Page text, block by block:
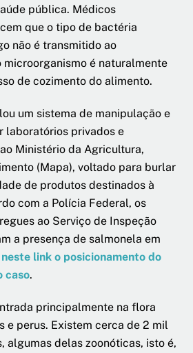
pública. Médicos
que o tipo de bactéria
não é transmitido ao
microorganismo é naturalmente
de cozimento do alimento.
um sistema de manipulação e
laboratórios privados e
Ministério da Agricultura,
(Mapa), voltado para burlar
de produtos destinados à
com a Polícia Federal, os
ao Serviço de Inspeção
a presença de salmonela em
link o posicionamento do
caso.
principalmente na flora
e perus. Existem cerca de 2 mil
algumas delas zoonóticas, isto é,